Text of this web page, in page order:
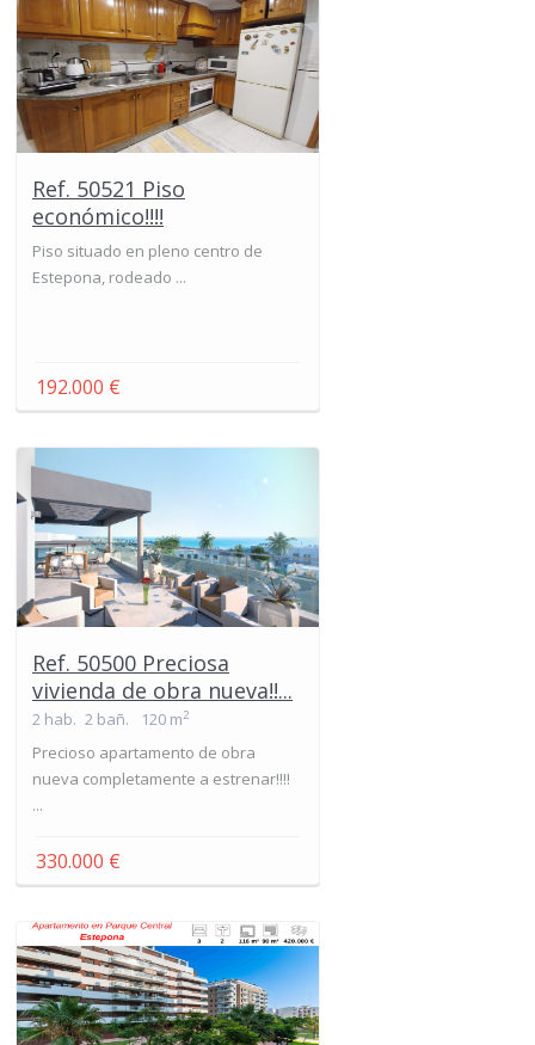
Ref. 50521 Piso
económico!!!!
Piso situado en pleno centro de
Estepona, rodeado ...
192.000 €
Ref. 50500 Preciosa
vivienda de obra nueva!!...
2 hab. 2 bañ. 120 m2
Precioso apartamento de obra
nueva completamente a estrenar!!!!
...
330.000 €